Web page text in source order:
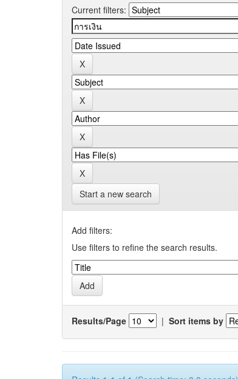
Current filters:
Start a new search
Add filters:
Use filters to refine the search results.
Results/Page | Sort items by